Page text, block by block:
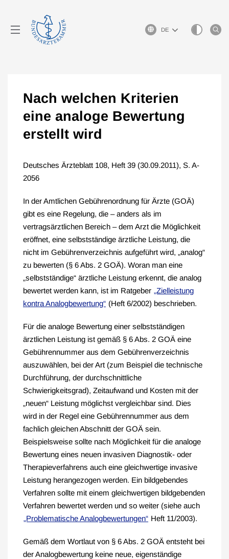
Sprachauswahl
Nach welchen Kriterien
eine analoge Bewertung
erstellt wird
Deutsches Ärzteblatt 108, Heft 39 (30.09.2011), S. A-
2056
In der Amtlichen Gebührenordnung für Ärzte (GOÄ)
gibt es eine Regelung, die – anders als im
vertragsärztlichen Bereich – dem Arzt die Möglichkeit
eröffnet, eine selbstständige ärztliche Leistung, die
nicht im Gebührenverzeichnis aufgeführt wird, „analog“
zu bewerten (§ 6 Abs. 2 GOÄ). Woran man eine
„selbstständige“ ärztliche Leistung erkennt, die analog
bewertet werden kann, ist im Ratgeber „Zielleistung
kontra Analogbewertung“ (Heft 6/2002) beschrieben.
Für die analoge Bewertung einer selbstständigen
ärztlichen Leistung ist gemäß § 6 Abs. 2 GOÄ eine
Gebührennummer aus dem Gebührenverzeichnis
auszuwählen, bei der Art (zum Beispiel die technische
Durchführung, der durchschnittliche
Schwierigkeitsgrad), Zeitaufwand und Kosten mit der
„neuen“ Leistung möglichst vergleichbar sind. Dies
wird in der Regel eine Gebührennummer aus dem
fachlich gleichen Abschnitt der GOÄ sein.
Beispielsweise sollte nach Möglichkeit für die analoge
Bewertung eines neuen invasiven Diagnostik- oder
Therapieverfahrens auch eine gleichwertige invasive
Leistung herangezogen werden. Ein bildgebendes
Verfahren sollte mit einem gleichwertigen bildgebenden
Verfahren bewertet werden und so weiter (siehe auch
„Problematische Analogbewertungen“ Heft 11/2003).
Gemäß dem Wortlaut von § 6 Abs. 2 GOÄ entsteht bei
der Analogbewertung keine neue, eigenständige